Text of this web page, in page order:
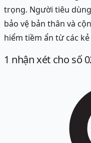
trọng. Người tiêu
bảo vệ bản thân và
hiểm tiềm ẩn từ các
1 nhận xét cho số